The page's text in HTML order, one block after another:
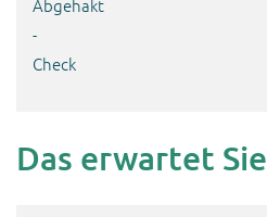
Das erwartet Sie